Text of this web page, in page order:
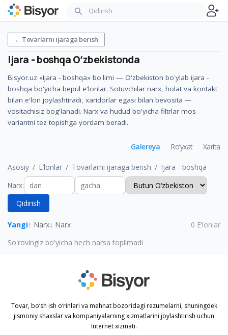
← Tovarlarni ijaraga berish
Ijara - boshqaOʻzbekistonda
Bisyor.uz «Ijara - boshqa» bo'limi — O'zbekiston bo'ylab ijara -
boshqa bo'yicha bepul e'lonlar. Sotuvchilar narx, holat va kontakt
bilan e'lon joylashtiradi, xaridorlar egasi bilan bevosita —
vositachisiz bog'lanadi. Narx va hudud bo'yicha filtrlar mos
variantni tez topishga yordam beradi.
Asosiy E‘lonlar Tovarlarni ijaraga berish Ijara - boshqa
Galereya Ro‘yxat Xarita
Narx:
Qidirish
Yangi↑ Narx↓ Narx 0 E‘lonlar
So'rovingiz bo'yicha hech narsa topilmadi
Tovar, bo‘sh ish o‘rinlari va mehnat bozoridagi rezumelarni, shuningdek
jismoniy shaxslar va kompaniyalarning xizmatlarini joylashtirish uchun
Internet xizmati.